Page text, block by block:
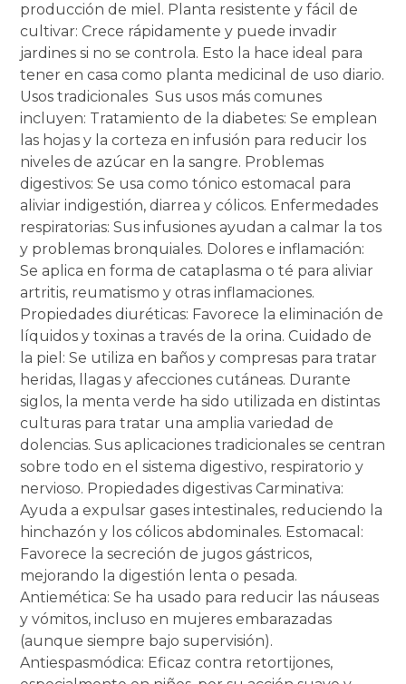
producción de miel. Planta resistente y fácil de
cultivar: Crece rápidamente y puede invadir
jardines si no se controla. Esto la hace ideal para
tener en casa como planta medicinal de uso diario.
Usos tradicionales Sus usos más comunes
incluyen: Tratamiento de la diabetes: Se emplean
las hojas y la corteza en infusión para reducir los
niveles de azúcar en la sangre. Problemas
digestivos: Se usa como tónico estomacal para
aliviar indigestión, diarrea y cólicos. Enfermedades
respiratorias: Sus infusiones ayudan a calmar la tos
y problemas bronquiales. Dolores e inflamación:
Se aplica en forma de cataplasma o té para aliviar
artritis, reumatismo y otras inflamaciones.
Propiedades diuréticas: Favorece la eliminación de
líquidos y toxinas a través de la orina. Cuidado de
la piel: Se utiliza en baños y compresas para tratar
heridas, llagas y afecciones cutáneas. Durante
siglos, la menta verde ha sido utilizada en distintas
culturas para tratar una amplia variedad de
dolencias. Sus aplicaciones tradicionales se centran
sobre todo en el sistema digestivo, respiratorio y
nervioso. Propiedades digestivas Carminativa:
Ayuda a expulsar gases intestinales, reduciendo la
hinchazón y los cólicos abdominales. Estomacal:
Favorece la secreción de jugos gástricos,
mejorando la digestión lenta o pesada.
Antiemética: Se ha usado para reducir las náuseas
y vómitos, incluso en mujeres embarazadas
(aunque siempre bajo supervisión).
Antiespasmódica: Eficaz contra retortijones,